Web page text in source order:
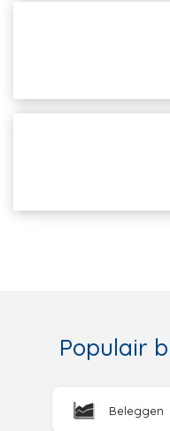
Populair
Beleggen